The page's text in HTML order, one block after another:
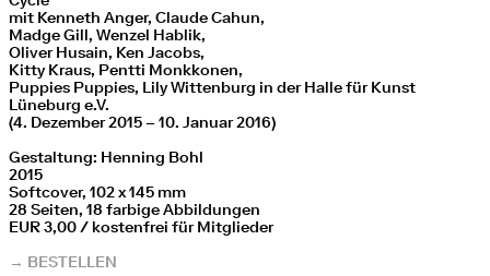
mit Kenneth Anger, Claude Cahun,
Madge Gill, Wenzel Hablik,
Oliver Husain, Ken Jacobs,
Kitty Kraus, Pentti Monkkonen,
Puppies Puppies, Lily Wittenburg in der Halle für Kunst
Lüneburg e.V.
(4. Dezember 2015 – 10. Januar 2016)
Gestaltung: Henning Bohl
2015
Softcover, 102 x 145 mm
28 Seiten, 18 farbige Abbildungen
EUR 3,00 / kostenfrei für Mitglieder
→ BESTELLEN